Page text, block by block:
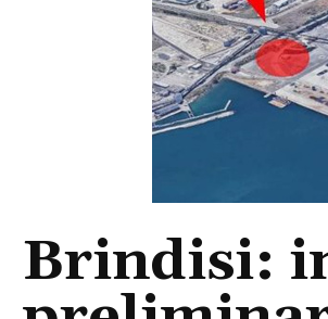
Brindisi: